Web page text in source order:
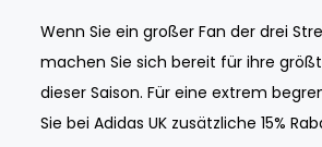
Wenn Sie ein großer Fan der drei
machen Sie sich bereit für ihre
dieser Saison. Für eine extrem
Sie bei Adidas UK zusätzliche 15%